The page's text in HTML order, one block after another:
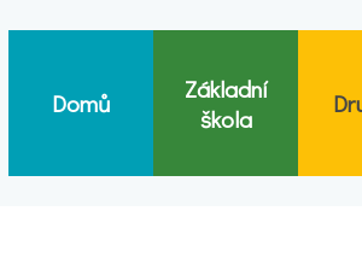
Domů
Základní
škola